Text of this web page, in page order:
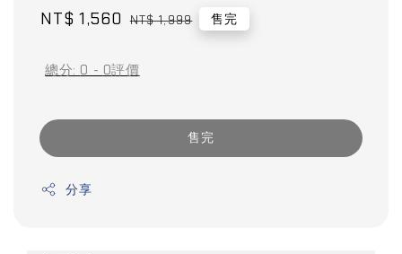
Sale
NT$ 1,560 Regular
NT$ 1,999 售完
總分: 0 - 0評價
售完
分享